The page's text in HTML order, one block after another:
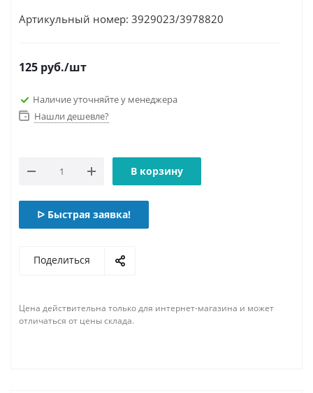
Артикульный номер: 3929023/3978820
125 руб./шт
Наличие уточняйте у менеджера
Нашли дешевле?
В корзину
ᐅ Быстрая заявка!
Поделиться
Цена действительна только для интернет-магазина и может
отличаться от цены склада.